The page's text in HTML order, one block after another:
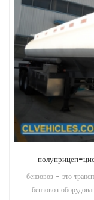
3 оси 40000
Все резервуары
гигиенический